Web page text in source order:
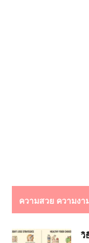
ความสวย ความงา
วิ